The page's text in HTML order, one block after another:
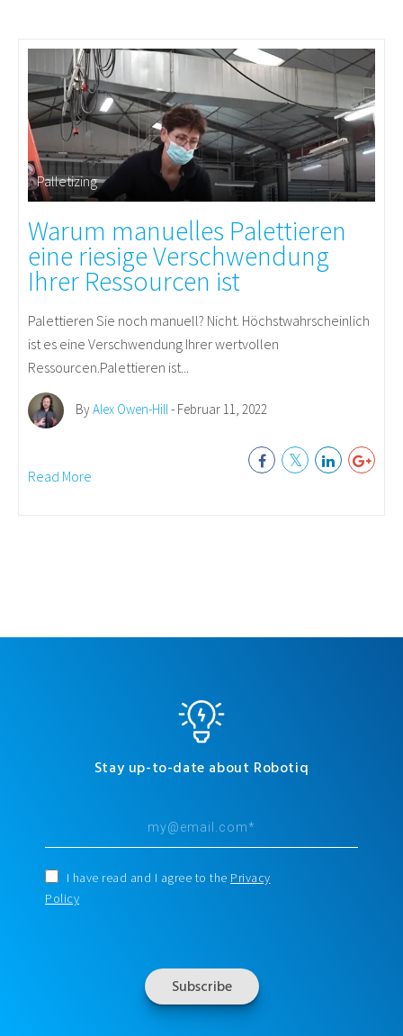
Palletizing
Warum manuelles Palettieren
eine riesige Verschwendung
Ihrer Ressourcen ist
Palettieren Sie noch manuell? Nicht. Höchstwahrscheinlich
ist es eine Verschwendung Ihrer wertvollen
Ressourcen.Palettieren ist...
ByAlex Owen-Hill - Februar 11, 2022
Read More
Stay up-to-date about Robotiq
I have read and I agree to the Privacy
Policy